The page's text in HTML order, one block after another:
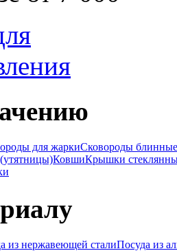
для жаркиСковороды блинные
КовшиКрышки
из нержавеющей сталиПосуда из